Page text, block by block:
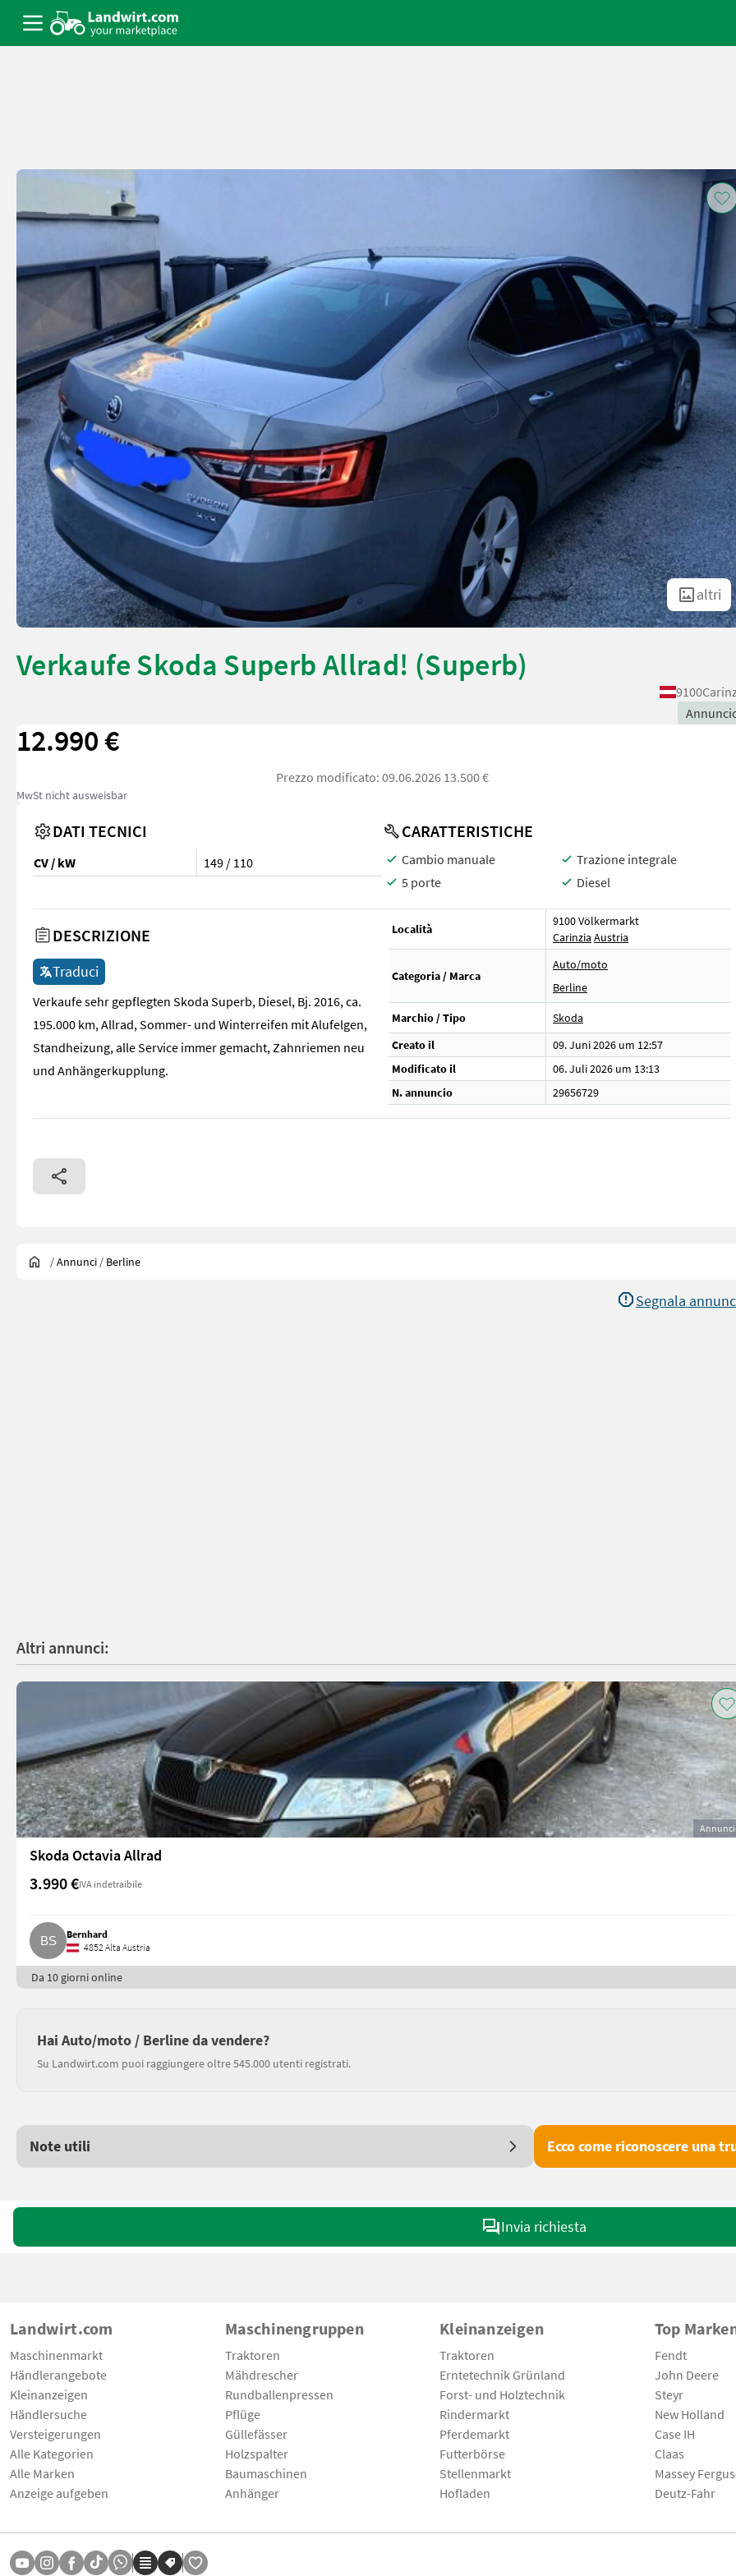
altri
Verkaufe Skoda Superb Allrad! (Superb)
9100
12.990 €
Prezzo modificato: 09.06.2026 13.500 €
MwSt nicht ausweisbar
DATI TECNICI
CV / kW 149 / 110
CARATTERISTICHE
Cambio manuale
Trazione integrale
5 porte
Diesel
DESCRIZIONE
Traduci
Verkaufe sehr gepflegten Skoda Superb, Diesel, Bj. 2016, ca.
195.000 km, Allrad, Sommer- und Winterreifen mit Alufelgen,
Standheizung, alle Service immer gemacht, Zahnriemen neu
und Anhängerkupplung.
Località
9100 Völkermarkt
Carinzia Austria
Categoria / Marca
Auto/moto
Berline
Marchio / Tipo
Skoda
Creato il
09. Juni 2026 um 12:57
Modificato il
06. Juli 2026 um 13:13
N. annuncio
29656729
/Annunci / Berline
Segnala
Altri annunci:
Skoda Octavia Allrad
3.990 €IVA indetraibile
Bernhard
4852 Alta Austria
Da 10 giorni online
Hai Auto/moto / Berline da vendere?
Su Landwirt.com puoi raggiungere oltre 545.000 utenti registrati.
Note utili Ecco come riconoscere una
Invia richiesta
Landwirt.com
Maschinenmarkt
Händlerangebote
Kleinanzeigen
Händlersuche
Versteigerungen
Alle Kategorien
Alle Marken
Anzeige aufgeben
Maschinengruppen
Traktoren
Mähdrescher
Rundballenpressen
Pflüge
Güllefässer
Holzspalter
Baumaschinen
Anhänger
Kleinanzeigen
Traktoren
Erntetechnik Grünland
Forst- und Holztechnik
Rindermarkt
Pferdemarkt
Futterbörse
Stellenmarkt
Hofladen
Top
Fendt
John Deere
Steyr
New Holland
Case IH
Claas
Massey
Deutz-Fahr